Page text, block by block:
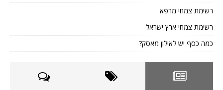
רשימת צמחי מרפא
רשימת צמחי ארץ ישראל
כמה כסף יש לאילון מאסק?